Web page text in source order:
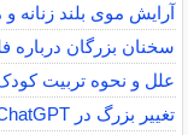
آرایش موی بلند زنانه
سخنان بزرگان درباره
علل و نحوه تربیت کودک
تغییر بزرگ در ChatGPT / چت متنی نامحدود و رایگان